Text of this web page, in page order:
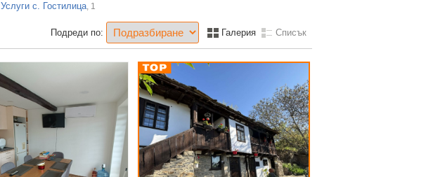
Услуги с. Гостилица, 1
Подреди по: Галерия Списък